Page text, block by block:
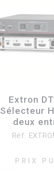
Extron
Sélecteur
deux
émetteur
Réf.
PRIX